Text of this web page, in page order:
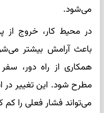
می‌شود.
در محیط کار، خروج از
باعث آرامش بیشتر
همکاری از راه دور،
مطرح شود. این تغییر در
می‌تواند فشار فعلی را کم